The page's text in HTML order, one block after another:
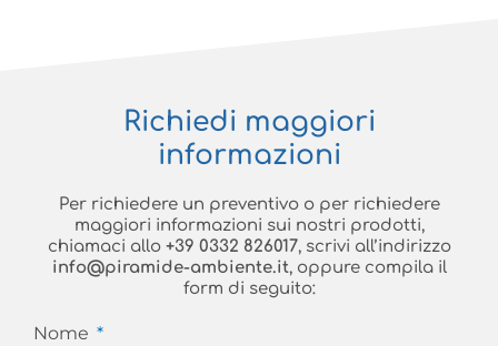
Richiedi maggiori
informazioni
Per richiedere un preventivo o per richiedere
maggiori informazioni sui nostri prodotti,
chiamaci allo +39 0332 826017, scrivi all’indirizzo
info@piramide-ambiente.it, oppure compila il
form di seguito:
Nome